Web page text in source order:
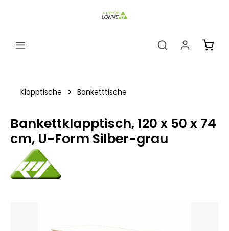
Klapptische Banketttische
Bankettklapptisch, 120 x 50 x 74
cm, U-Form Silber-grau